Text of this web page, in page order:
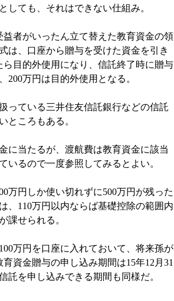
しても、それはできない仕組み。
者がいったん立て替えた教育資金の領
は、口座から贈与を受けた資金を引き
目的外使用になり、信託終了時に贈与
万円は目的外使用となる。
っている三井住友信託銀行などの信託
ところもある。
に当たるが、渡航費は教育資金に該当
るので一度参照してみるとよい。
万円しか使い切れずに500万円が残った
、110万円以内ならば基礎控除の範囲内
課せられる。
万円を口座に入れておいて、将来孫が
資金贈与の申し込み期間は15年12月31
を申し込みできる期間も同様だ。